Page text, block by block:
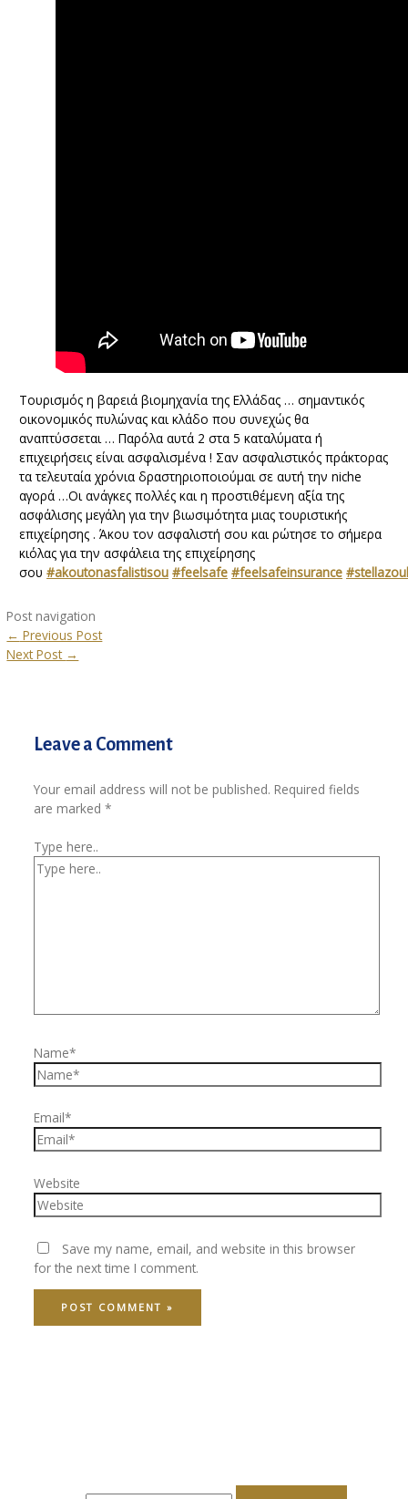
Τουρισμός η βαρειά βιομηχανία της Ελλάδας … σημαντικός
οικονομικός πυλώνας και κλάδο που συνεχώς θα
αναπτύσσεται … Παρόλα αυτά 2 στα 5 καταλύματα ή
επιχειρήσεις είναι ασφαλισμένα ! Σαν ασφαλιστικός πράκτορας
τα τελευταία χρόνια δραστηριοποιούμαι σε αυτή την niche
αγορά …Οι ανάγκες πολλές και η προστιθέμενη αξία της
ασφάλισης μεγάλη για την βιωσιμότητα μιας τουριστικής
επιχείρησης . Άκου τον ασφαλιστή σου και ρώτησε το σήμερα
κιόλας για την ασφάλεια της επιχείρησης
σου #akoutonasfalistisou #feelsafe #feelsafeinsurance
Post navigation
← Previous Post
Next Post →
Leave a Comment
Your email address will not be published. Required fields
are marked *
Type here..
Name*
Email*
Website
Save my name, email, and website in this browser
for the next time I comment.